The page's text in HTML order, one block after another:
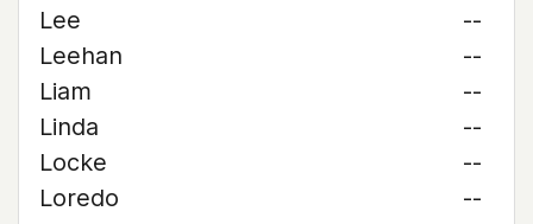
Lee
--
Leehan
--
Liam
--
Linda
--
Locke
--
Loredo
--